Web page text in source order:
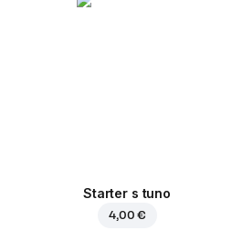
Starter s tuno
4,00 €